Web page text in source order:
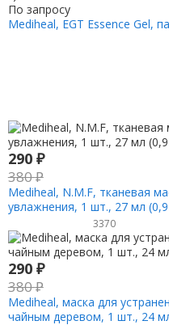
По запросу
Mediheal, EGT Essence Gel,
290 ₽
380₽
Mediheal, N.M.F, тканевая
увлажнения, 1 шт., 27 мл
3370
290 ₽
380₽
Mediheal, маска для
чайным деревом, 1 шт., 24